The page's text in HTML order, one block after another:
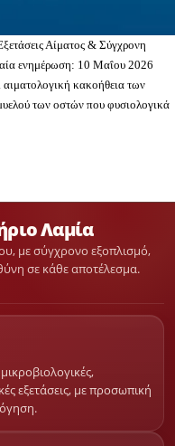
Αίματος & Σύγχρονη
ενημέρωση: 10 Μαΐου 2026
κακοήθεια των
των οστών που φυσιολογικά
Λαμία
με σύγχρονο εξοπλισμό,
σε κάθε αποτέλεσμα.
εξετάσεις, με προσωπική